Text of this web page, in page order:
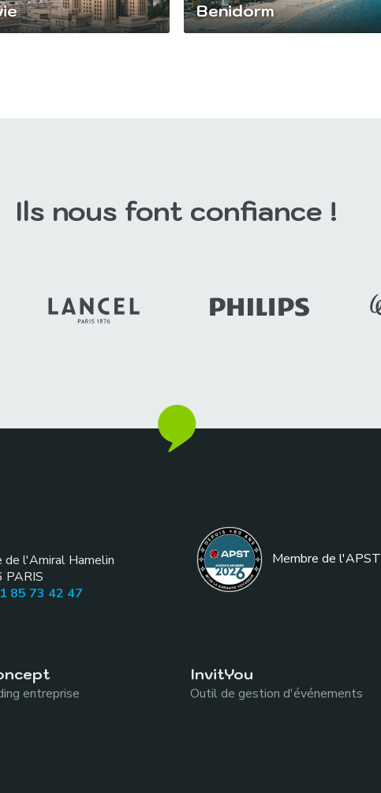
Benidorm
Ils nous font confiance !
de l'Amiral Hamelin
PARIS
85 73 42 47
Membre de l'APST
entreprise
InvitYou
Outil de gestion d'événements